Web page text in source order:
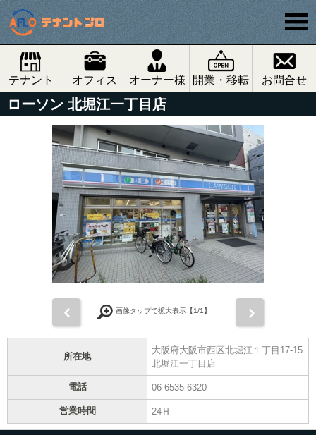
テナント オフィス オーナー様 開業・移転 お問合せ
ローソン 北堀江一丁目店
画像タップで拡大表示【1/1】
所在地
大阪府大阪市西区北堀江１丁目17-15
北堀江一丁目店
電話 06-6535-6320
営業時間 24Ｈ